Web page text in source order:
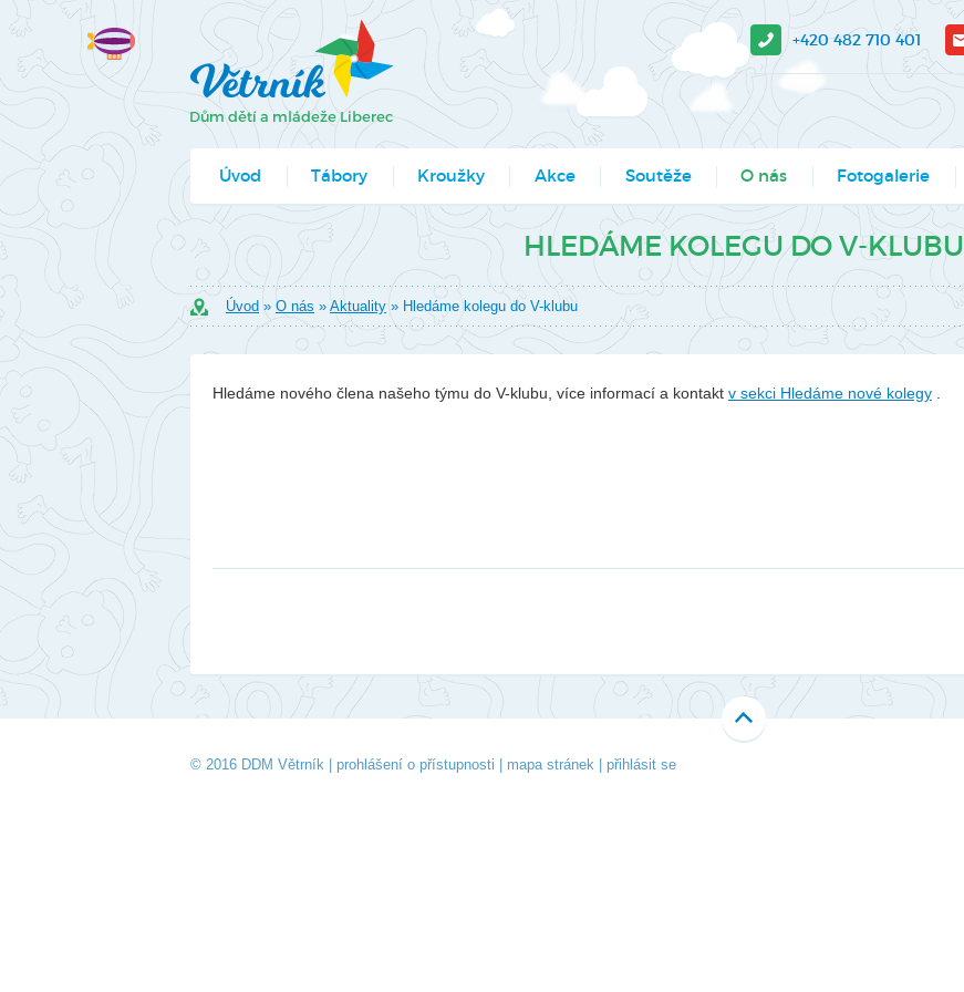
+420 482 710 401
Úvod Tábory Kroužky
Jak se přihlásit?
Formuláře ke stažení
Akce Soutěže
Moje město Liberec
Umělecké přehlídky
Výsledky soutěží MŠMT -
O nás
Aktuality
Podcasty
Povedlo se
Činnosti
Projekty
Fotogalerie
Akce
Kroužky
Kurzy, semináře
Projekty
HLEDÁME KOLEGU DO V-KLUBU
Úvod » O nás » Aktuality » Hledáme kolegu do V-klubu
Hledáme nového člena našeho týmu do V-klubu, více informací a kontakt v sekci Hledáme nové kolegy
© 2016 DDM Větrník | prohlášení o přístupnosti mapa stránek přihlásit se